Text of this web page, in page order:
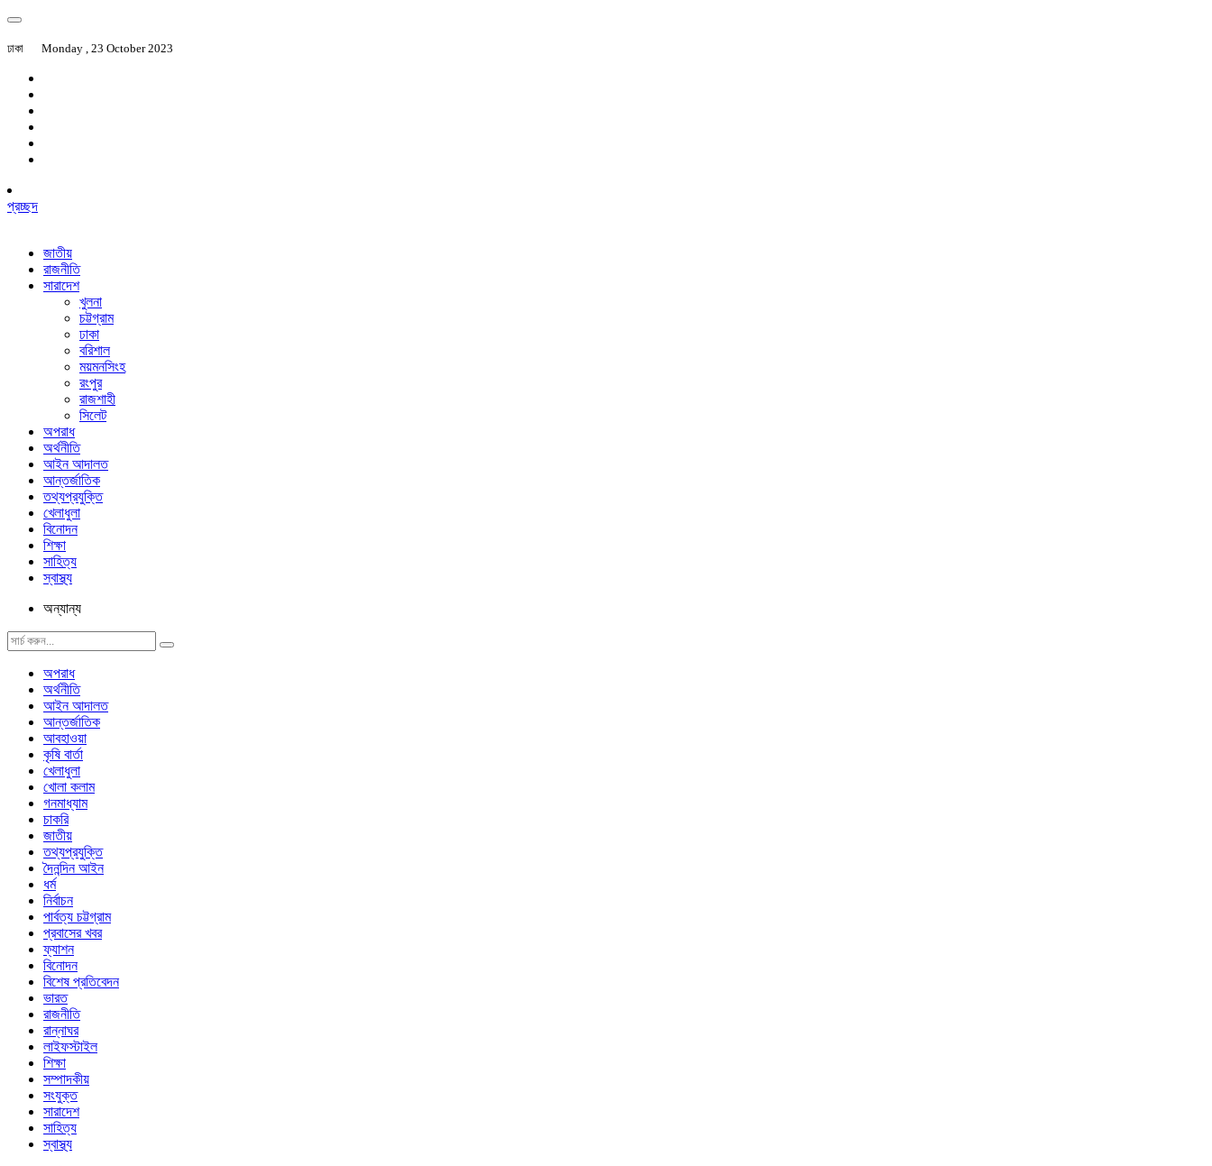
ঢাকা Monday , 23 October 2023
প্রচ্ছদ
জাতীয়
রাজনীতি
সারাদেশ
খুলনা
চট্টগ্রাম
ঢাকা
বরিশাল
ময়মনসিংহ
রংপুর
রাজশাহী
সিলেট
অপরাধ
অর্থনীতি
আইন আদালত
আন্তর্জাতিক
তথ্যপ্রযুক্তি
খেলাধুলা
বিনোদন
শিক্ষা
সাহিত্য
স্বাস্থ্য
অন্যান্য
অপরাধ
অর্থনীতি
আইন আদালত
আন্তর্জাতিক
আবহাওয়া
কৃষি বার্তা
খেলাধুলা
খোলা কলাম
গনমাধ্যাম
চাকরি
জাতীয়
তথ্যপ্রযুক্তি
দৈনন্দিন আইন
ধর্ম
নির্বাচন
পার্বত্য চট্টগ্রাম
প্রবাসের খবর
ফ্যাশন
বিনোদন
বিশেষ প্রতিবেদন
ভারত
রাজনীতি
রান্নাঘর
লাইফস্টাইল
শিক্ষা
সম্পাদকীয়
সংযুক্ত
সারাদেশ
সাহিত্য
স্বাস্থ্য